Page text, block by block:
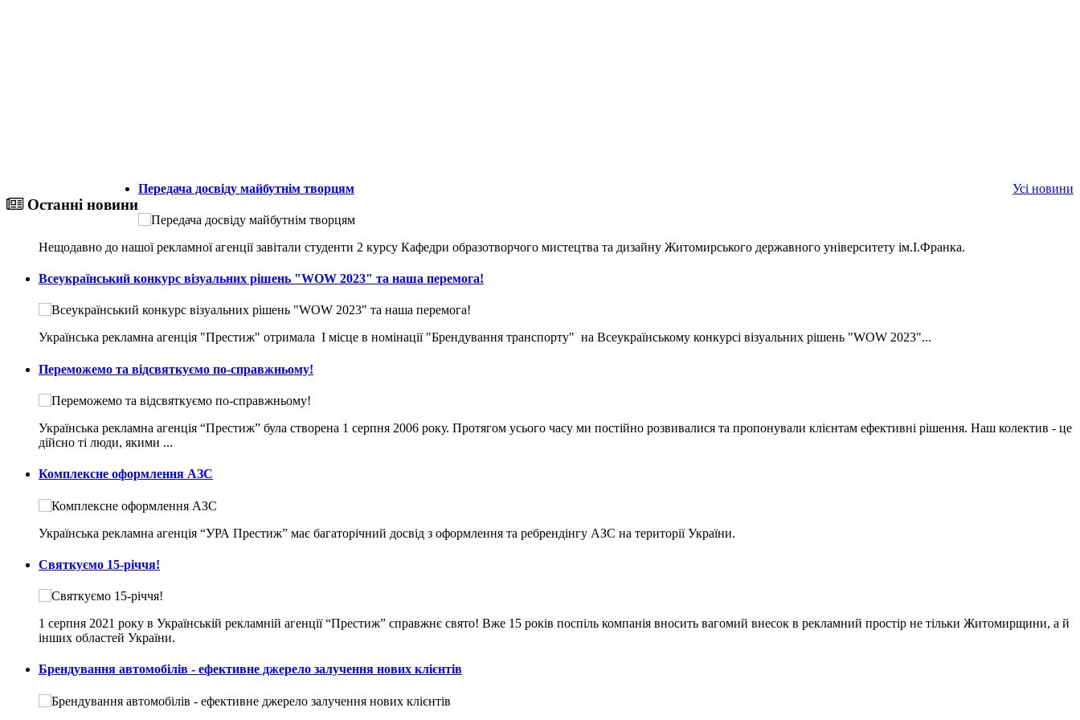
Останні новини
Усі новини
Передача досвіду майбутнім творцям
Нещодавно до нашої рекламної агенції завітали студенти 2 курсу Кафедри образотворчого мистецтва та дизайну Житомирського державного університету ім.І.Франка.
Всеукраїнський конкурс візуальних рішень "WOW 2023" та наша перемога!
Українська рекламна агенція "Престиж" отримала I місце в номінації "Брендування транспорту" на Всеукраїнському конкурсі візуальних рішень "WOW 2023"...
Переможемо та відсвяткуємо по-справжньому!
Українська рекламна агенція “Престиж” була створена 1 серпня 2006 року. Протягом усього часу ми постійно розвивалися та пропонували клієнтам ефективні рішення. Наш колектив - це
дійсно ті люди, якими ...
Комплексне оформлення АЗС
Українська рекламна агенція “УРА Престиж” має багаторічний досвід з оформлення та ребрендінгу АЗС на території України.
Святкуємо 15-річчя!
1 серпня 2021 року в Українській рекламній агенції “Престиж” справжнє свято! Вже 15 років поспіль компанія вносить вагомий внесок в рекламний простір не тільки Житомирщини, а й
інших областей України.
Брендування автомобілів - ефективне джерело залучення нових клієнтів